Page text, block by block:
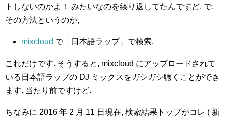
トしないのかよ！ みたいなのを繰り返してたんですど. で,
その方法というのが,
mixcloud で「日本語ラップ」で検索.
これだけです. そうすると, mixcloud にアップロードされて
いる日本語ラップの DJ ミックスをガシガシ聴くことができ
ます. 当たり前ですけど.
ちなみに 2016 年 2 月 11 日現在, 検索結果トップがコレ ( 新